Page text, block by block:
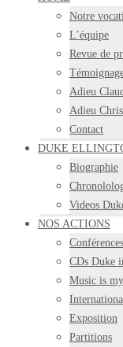
Notre
L’équipe
Revue de
Adieu
Adieu
Contact
DUKE
Biographie
Videos
NOS ACTIONS
Conférences
CDs Duke
Music is
Exposition
Partitions